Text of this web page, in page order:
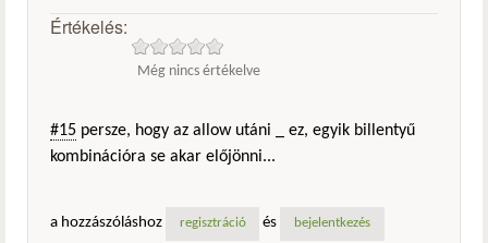
Értékelés:
Még nincs értékelve
#15 persze, hogy az allow utáni _ ez, egyik billentyű
kombinációra se akar előjönni...
a hozzászóláshoz regisztráció és bejelentkezés